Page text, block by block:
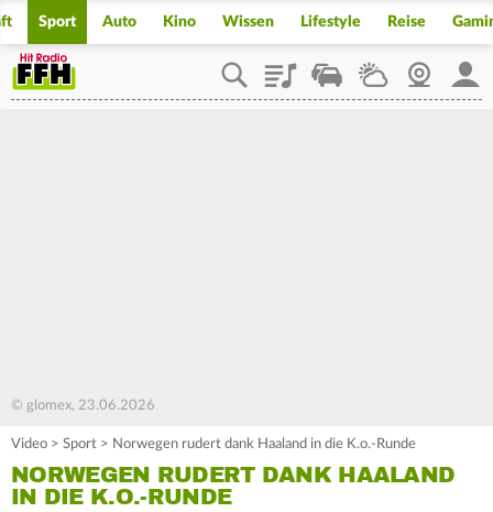
Sport Auto Kino Wissen Lifestyle Reise
PlaylistStaupilotWetterWebcam
© glomex, 23.06.2026
Video > Sport > Norwegen rudert dank Haaland in die K.o.-Runde
NORWEGEN RUDERT DANK HAALAND
IN DIE K.O.-RUNDE